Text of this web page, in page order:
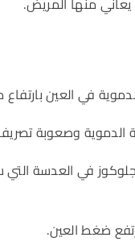
في العين
وصعوبة
في العدسة
ضغط العين.